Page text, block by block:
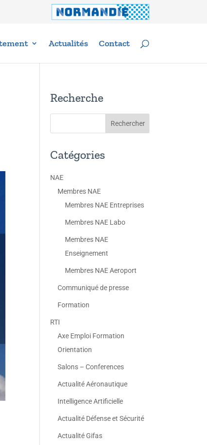
Actualités Contact
Recherche
Catégories
NAE
Membres NAE
Membres NAE Entreprises
Membres NAE Labo
Membres NAE
Enseignement
Membres NAE Aeroport
Communiqué de presse
Formation
RTI
Axe Emploi Formation
Orientation
Salons – Conferences
Actualité Aéronautique
Intelligence Artificielle
Actualité Défense et Sécurité
Actualité Gifas